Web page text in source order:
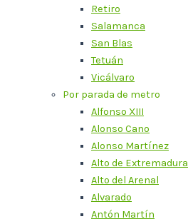
Retiro
Salamanca
San Blas
Tetuán
Vicálvaro
Por parada de metro
Alfonso XIII
Alonso Cano
Alonso Martínez
Alto de Extremadura
Alto del Arenal
Alvarado
Antón Martín